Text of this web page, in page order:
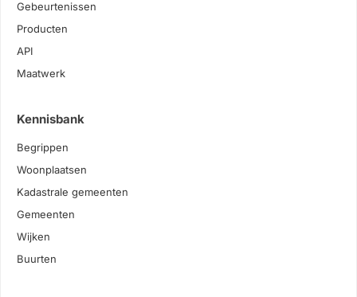
Gebeurtenissen
Producten
API
Maatwerk
Kennisbank
Begrippen
Woonplaatsen
Kadastrale gemeenten
Gemeenten
Wijken
Buurten